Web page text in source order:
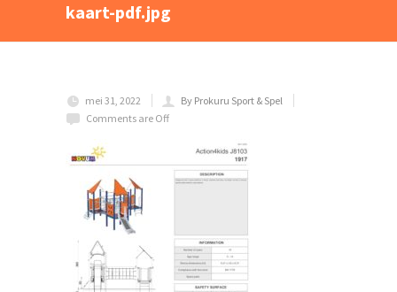
kaart-pdf.jpg
mei 31, 2022
By Prokuru Sport & Spel
Comments are Off